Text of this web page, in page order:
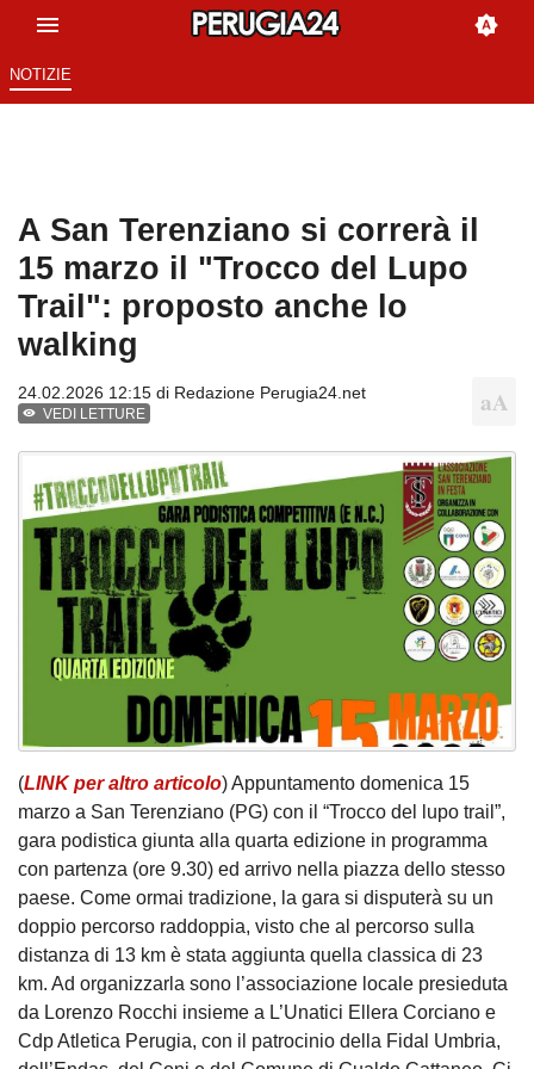
NOTIZIE
A San Terenziano si correrà il
15 marzo il "Trocco del Lupo
Trail": proposto anche lo
walking
24.02.2026 12:15 di Redazione Perugia24.net
VEDI LETTURE
(LINK per altro articolo) Appuntamento domenica 15
marzo a San Terenziano (PG) con il “Trocco del lupo trail”,
gara podistica giunta alla quarta edizione in programma
con partenza (ore 9.30) ed arrivo nella piazza dello stesso
paese. Come ormai tradizione, la gara si disputerà su un
doppio percorso raddoppia, visto che al percorso sulla
distanza di 13 km è stata aggiunta quella classica di 23
km. Ad organizzarla sono l’associazione locale presieduta
da Lorenzo Rocchi insieme a L’Unatici Ellera Corciano e
Cdp Atletica Perugia, con il patrocinio della Fidal Umbria,